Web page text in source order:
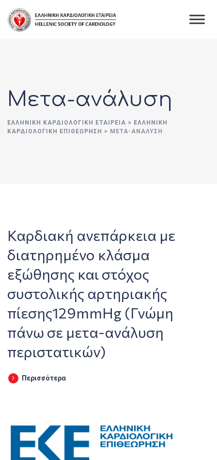
content
Μετα-ανάλυση
ΕΛΛΗΝΙΚΉ ΚΑΡΔΙΟΛΟΓΙΚΉ ΕΤΑΙΡΕΊΑ > ΕΛΛΗΝΙΚΗ
ΚΑΡΔΙΟΛΟΓΙΚΗ ΕΠΙΘΕΩΡΗΣΗ > ΜΕΤΑ-ΑΝΆΛΥΣΗ
Καρδιακή ανεπάρκεια με
διατηρημένο κλάσμα
εξώθησης και στόχος
συστολικής αρτηριακής
πίεσης129mmHg (Γνώμη
πάνω σε μετα-ανάλυση
περιστατικών)
Περισσότερα